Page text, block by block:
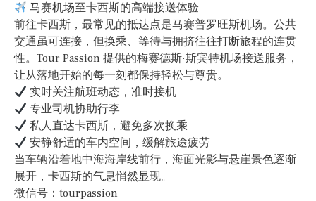
马赛机场至卡西斯的高端接送体验
前往卡西斯，最常见的抵达点是马赛普罗旺斯机场。公共
交通虽可连接，但换乘、等待与拥挤往往打断旅程的连贯
性。Tour Passion 提供的梅赛德斯·斯宾特机场接送服务，
让从落地开始的每一刻都保持轻松与尊贵。
实时关注航班动态，准时接机
专业司机协助行李
私人直达卡西斯，避免多次换乘
安静舒适的车内空间，缓解旅途疲劳
当车辆沿着地中海海岸线前行，海面光影与悬崖景色逐渐
展开，卡西斯的气息悄然显现。
微信号：tourpassion